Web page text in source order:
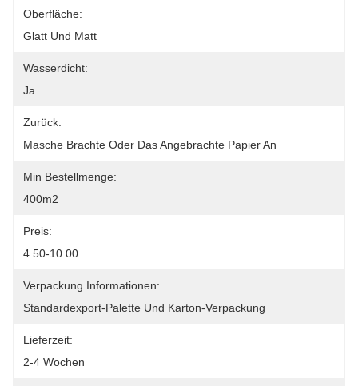
Oberfläche:
Glatt Und Matt
Wasserdicht:
Ja
Zurück:
Masche Brachte Oder Das Angebrachte Papier An
Min Bestellmenge:
400m2
Preis:
4.50-10.00
Verpackung Informationen:
Standardexport-Palette Und Karton-Verpackung
Lieferzeit:
2-4 Wochen